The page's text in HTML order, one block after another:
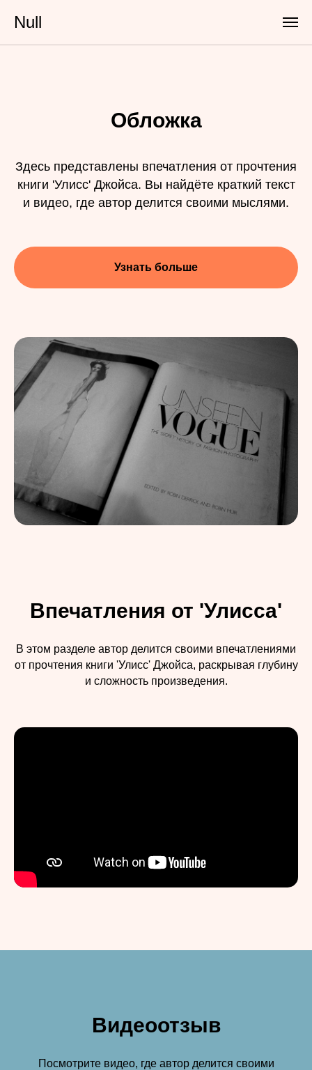
Null
Обложка
Здесь представлены впечатления от прочтения
книги 'Улисс' Джойса. Вы найдёте краткий текст
и видео, где автор делится своими мыслями.
Узнать больше
Впечатления от 'Улисса'
В этом разделе автор делится своими впечатлениями
от прочтения книги 'Улисс' Джойса, раскрывая глубину
и сложность произведения.
Видеоотзыв
Посмотрите видео, где автор делится своими